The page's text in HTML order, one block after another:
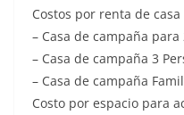
Costos por renta de
– Casa de campaña
– Casa de campaña 3
– Casa de campaña
Costo por espacio para